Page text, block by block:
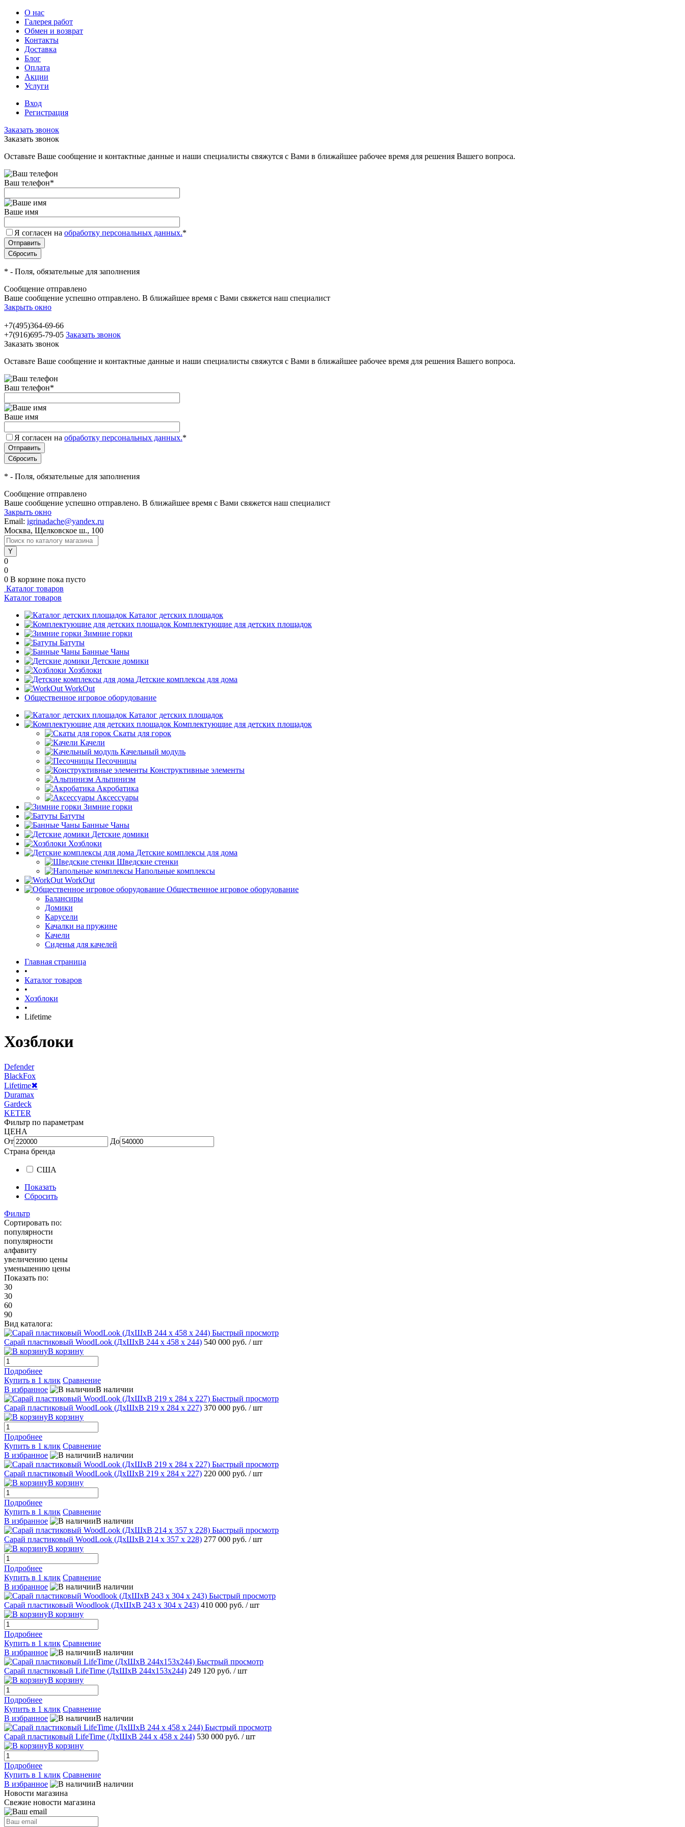
О нас
Галерея работ
Обмен и возврат
Контакты
Доставка
Блог
Оплата
Акции
Услуги
Вход
Регистрация
Заказать звонок
Заказать звонок
Оставьте Ваше сообщение и контактные данные и наши специалисты свяжутся с Вами в ближайшее рабочее время для решения Вашего вопроса.
Ваш телефон*
Ваше имя
Я согласен на обработку персональных данных.*
* - Поля, обязательные для заполнения
Сообщение отправлено
Ваше сообщение успешно отправлено. В ближайшее время с Вами свяжется наш специалист
Закрыть окно
+7(495)364-69-66
+7(916)695-79-05 Заказать звонок
Заказать звонок
Оставьте Ваше сообщение и контактные данные и наши специалисты свяжутся с Вами в ближайшее рабочее время для решения Вашего вопроса.
Ваш телефон*
Ваше имя
Я согласен на обработку персональных данных.*
* - Поля, обязательные для заполнения
Сообщение отправлено
Ваше сообщение успешно отправлено. В ближайшее время с Вами свяжется наш специалист
Закрыть окно
Email: igrinadache@yandex.ru
Москва, Щелковское ш., 100
0
0
0 В корзине пока пусто
Каталог товаров
Каталог товаров
Каталог детских площадок
Комплектующие для детских площадок
Зимние горки
Батуты
Банные Чаны
Детские домики
Хозблоки
Детские комплексы для дома
WorkOut
Общественное игровое оборудование
Каталог детских площадок
Комплектующие для детских площадок
Скаты для горок
Качели
Качельный модуль
Песочницы
Конструктивные элементы
Альпинизм
Акробатика
Аксессуары
Зимние горки
Батуты
Банные Чаны
Детские домики
Хозблоки
Детские комплексы для дома
Шведские стенки
Напольные комплексы
WorkOut
Общественное игровое оборудование
Балансиры
Домики
Карусели
Качалки на пружине
Качели
Сиденья для качелей
Главная страница
•
Каталог товаров
•
Хозблоки
•
Lifetime
Хозблоки
Defender
BlackFox
Lifetime✖
Duramax
Gardeck
KETER
Фильтр по параметрам
ЦЕНА
От
До
Страна бренда
США
Показать
Сбросить
Фильтр
Сортировать по:
популярности
популярности
алфавиту
увеличению цены
уменьшению цены
Показать по:
30
30
60
90
Вид каталога:
Быстрый просмотр
Сарай пластиковый WoodLook (ДхШхВ 244 х 458 х 244) 540 000 руб. / шт
В корзину
Подробнее
Купить в 1 клик Сравнение
В избранное
В наличии
Быстрый просмотр
Сарай пластиковый WoodLook (ДхШхВ 219 х 284 х 227) 370 000 руб. / шт
В корзину
Подробнее
Купить в 1 клик Сравнение
В избранное
В наличии
Быстрый просмотр
Сарай пластиковый WoodLook (ДхШхВ 219 х 284 х 227) 220 000 руб. / шт
В корзину
Подробнее
Купить в 1 клик Сравнение
В избранное
В наличии
Быстрый просмотр
Сарай пластиковый WoodLook (ДхШхВ 214 х 357 х 228) 277 000 руб. / шт
В корзину
Подробнее
Купить в 1 клик Сравнение
В избранное
В наличии
Быстрый просмотр
Сарай пластиковый Woodlook (ДхШхВ 243 х 304 х 243) 410 000 руб. / шт
В корзину
Подробнее
Купить в 1 клик Сравнение
В избранное
В наличии
Быстрый просмотр
Сарай пластиковый LifeTime (ДхШхВ 244х153х244) 249 120 руб. / шт
В корзину
Подробнее
Купить в 1 клик Сравнение
В избранное
В наличии
Быстрый просмотр
Сарай пластиковый LifeTime (ДхШхВ 244 х 458 х 244) 530 000 руб. / шт
В корзину
Подробнее
Купить в 1 клик Сравнение
В избранное
В наличии
Новости магазина
Свежие новости магазина